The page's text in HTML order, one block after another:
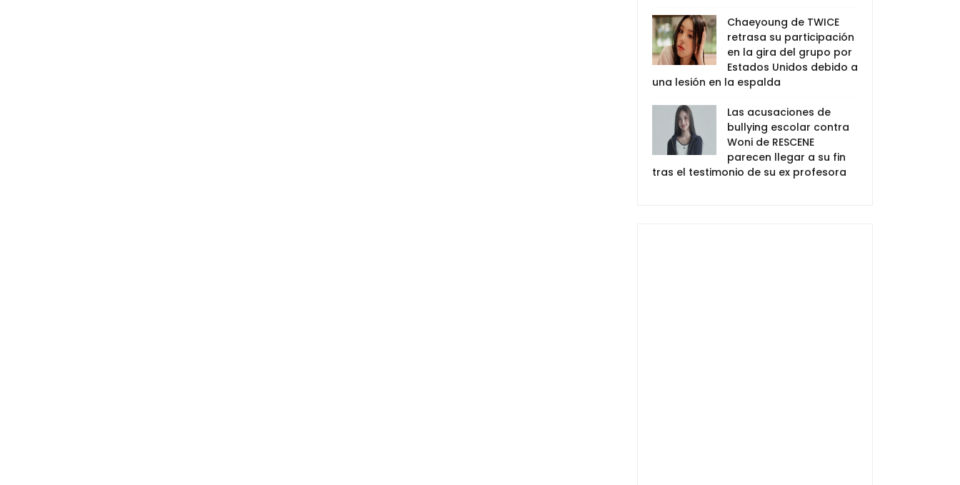
Chaeyoung de TWICE
retrasa su participación
en la gira del grupo por
Estados Unidos debido a
una lesión en la espalda
Las acusaciones de
bullying escolar contra
Woni de RESCENE
parecen llegar a su fin
tras el testimonio de su ex profesora